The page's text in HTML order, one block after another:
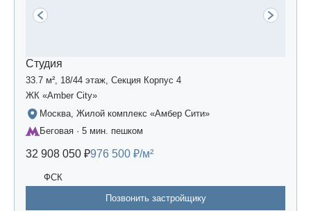
Студия
33.7 м², 18/44 этаж, Секция Корпус 4
ЖК «Amber Сity»
Москва, Жилой комплекс «Амбер Сити»
Беговая · 5 мин. пешком
32 908 050 ₽976 500 ₽/м²
ФСК
Позвонить застройщику